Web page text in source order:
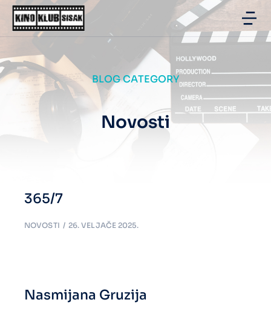
BLOG CATEGORY
Novosti
365/7
NOVOSTI 26. VELJAČE 2025.
Nasmijana Gruzija